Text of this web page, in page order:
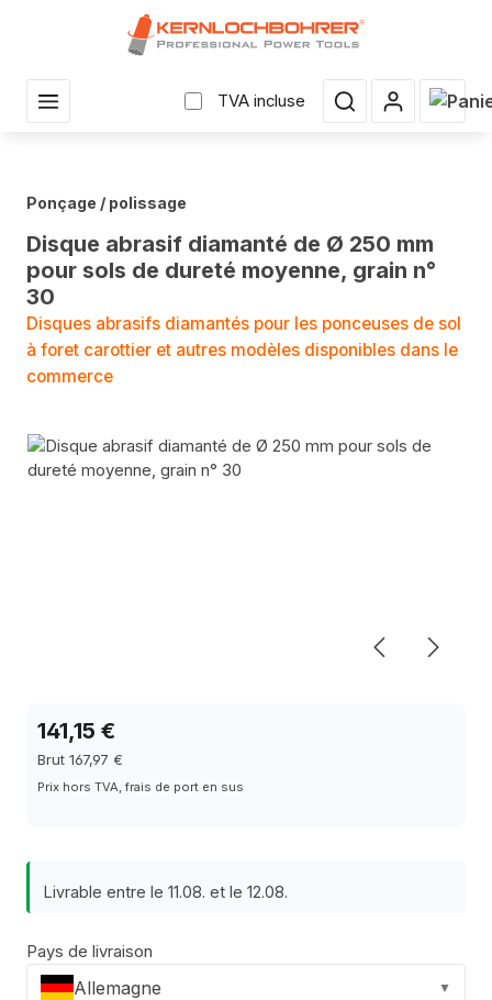
TVA incluse Le
Ponçage / polissage
Disque abrasif diamanté de Ø 250 mm
pour sols de dureté moyenne, grain n°
30
Disques abrasifs diamantés pour les ponceuses de sol
à foret carottier et autres modèles disponibles dans le
commerce
Sauter la galerie d'images
141,15 €
Brut 167,97 €
Prix hors TVA, frais de port en sus
Livrable entre le 11.08. et le 12.08.
Pays de livraison
Allemagne ▼